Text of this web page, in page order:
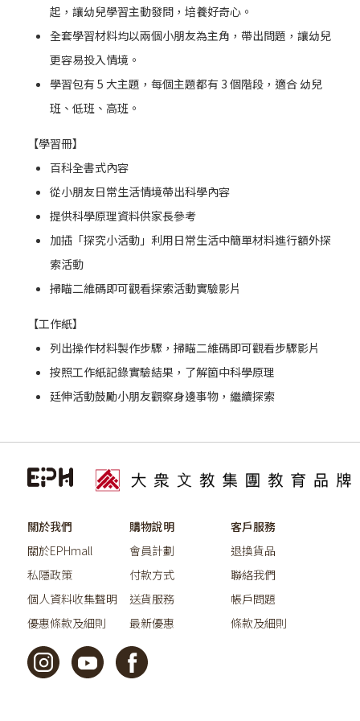
起，讓幼兒學習主動發問，培養好奇心。
全套學習材料均以兩個小朋友為主角，帶出問題，讓幼兒
更容易投入情境。
學習包有 5 大主題，每個主題都有 3 個階段，適合 幼兒
班、低班、高班。
【學習冊】
百科全書式內容
從小朋友日常生活情境帶出科學內容
提供科學原理資料供家長參考
加插「探究小活動」利用日常生活中簡單材料進行額外探
索活動
掃瞄二維碼即可觀看探索活動實驗影片
【工作紙】
列出操作材料製作步驟，掃瞄二維碼即可觀看步驟影片
按照工作紙記錄實驗結果，了解箇中科學原理
廷伸活動鼓勵小朋友觀察身邊事物，繼續探索
關於我們
關於EPHmall
私隱政策
個人資料收集聲明
優惠條款及細則
購物說明
會員計劃
付款方式
送貨服務
最新優惠
客戶服務
退換貨品
聯絡我們
帳戶問題
條款及細則